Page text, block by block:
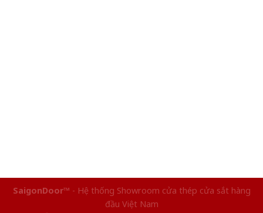
SaigonDoor™ - Hệ thống Showroom cửa thép cửa sắt hàng
đầu Việt Nam